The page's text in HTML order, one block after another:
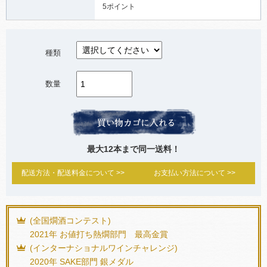
5ポイント
種類
数量
最大12本まで同一送料！
配送方法・配送料金について >> お支払い方法について >>
(全国燗酒コンテスト)
2021年 お値打ち熱燗部門 最高金賞
(インターナショナルワインチャレンジ)
2020年 SAKE部門 銀メダル